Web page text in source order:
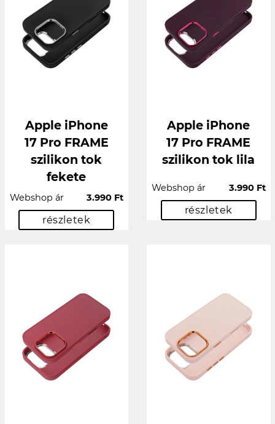
Apple iPhone
17 Pro FRAME
szilikon tok
fekete
Webshop ár 3.990 Ft
részletek
Apple iPhone
17 Pro FRAME
szilikon tok lila
Webshop ár 3.990 Ft
részletek